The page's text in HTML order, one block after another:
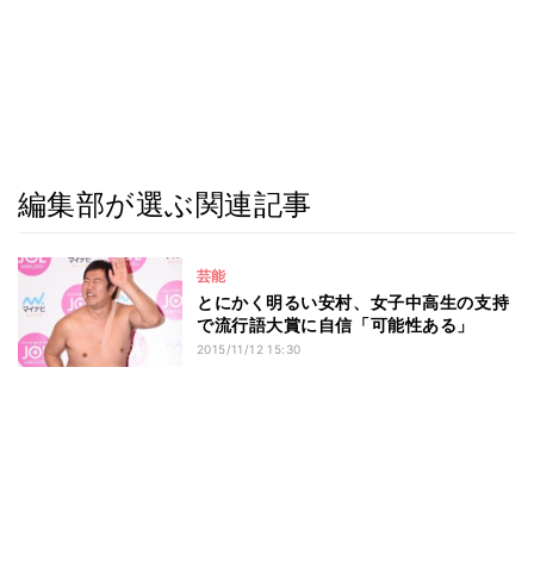
編集部が選ぶ関連記事
芸能
とにかく明るい安村、女子中高生の支持
で流行語大賞に自信「可能性ある」
2015/11/12 15:30